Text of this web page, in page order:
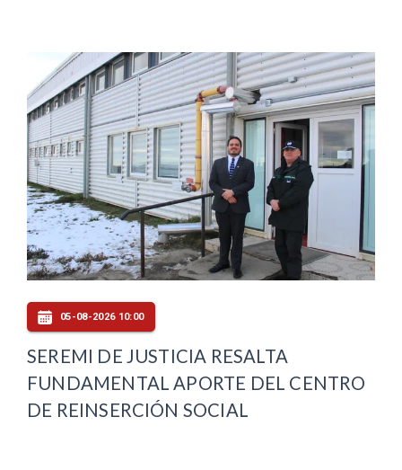
05-08-2026 10:00
SEREMI DE JUSTICIA RESALTA
FUNDAMENTAL APORTE DEL CENTRO
DE REINSERCIÓN SOCIAL